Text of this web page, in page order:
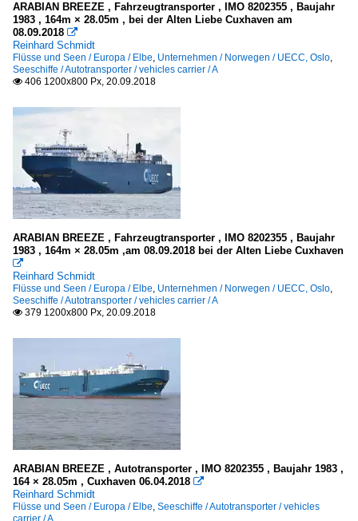
ARABIAN BREEZE , Fahrzeugtransporter , IMO 8202355 , Baujahr
1983 , 164m × 28.05m , bei der Alten Liebe Cuxhaven am
08.09.2018 
Reinhard Schmidt
Flüsse und Seen / Europa / Elbe, Unternehmen / Norwegen / UECC, Oslo,
Seeschiffe / Autotransporter / vehicles carrier / A
 406 1200x800 Px, 20.09.2018
ARABIAN BREEZE , Fahrzeugtransporter , IMO 8202355 , Baujahr
1983 , 164m × 28.05m ,am 08.09.2018 bei der Alten Liebe Cuxhaven

Reinhard Schmidt
Flüsse und Seen / Europa / Elbe, Unternehmen / Norwegen / UECC, Oslo,
Seeschiffe / Autotransporter / vehicles carrier / A
 379 1200x800 Px, 20.09.2018
ARABIAN BREEZE , Autotransporter , IMO 8202355 , Baujahr 1983 ,
164 × 28.05m , Cuxhaven 06.04.2018 
Reinhard Schmidt
Flüsse und Seen / Europa / Elbe, Seeschiffe / Autotransporter / vehicles
carrier / A